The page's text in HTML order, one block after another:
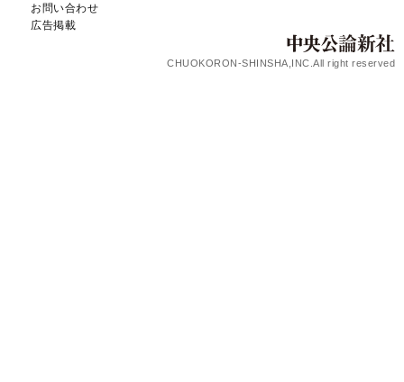
お問い合わせ
広告掲載
CHUOKORON-SHINSHA,INC.All right reserved